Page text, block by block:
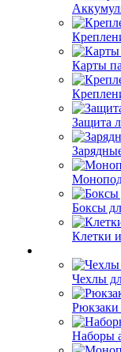
Карты
Защита
Боксы
Клетки
Чехлы
Рюкзаки
Наборы